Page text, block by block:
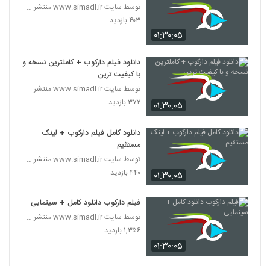
۰۱:۳۰:۰۵
توسط سایت www.simadl.ir منتشر شد | امروز 11 آبان
۴۰۳ بازدید
۰۱:۳۰:۰۵
دانلود فیلم دارکوب + کاملترین نسخه و
با کیفیت ترین
توسط سایت www.simadl.ir منتشر شد | امروز 11 آبان
۳۷۲ بازدید
۰۱:۳۰:۰۵
دانلود کامل فیلم دارکوب + لینک
مستقیم
توسط سایت www.simadl.ir منتشر شد | امروز 11 آبان
۴۴۰ بازدید
۰۱:۳۰:۰۵
فیلم دارکوب دانلود کامل + سینمایی
توسط سایت www.simadl.ir منتشر شد | امروز 11 آبان
۱,۳۵۶ بازدید